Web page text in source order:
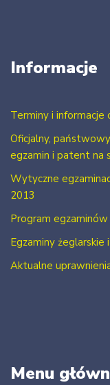
Informacje
Terminy i informacje
Oficjalny,
egzamin i patent na
Wytyczne
2013
Program
Egzaminy
Aktualne
Menu